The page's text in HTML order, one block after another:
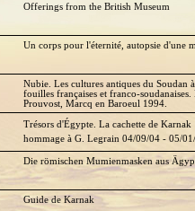
Offerings from the British Museum
Un corps pour l'éternité, autopsie d'une
Nubie. Les cultures antiques du Soudan
fouilles françaises et franco-
Prouvost, Marcq en Baroeul 1994.
Trésors d'Égypte. La cachette de
hommage à G. Legrain 04/09/04 - 05/
Die römischen Mumienmasken aus
Guide de Karnak